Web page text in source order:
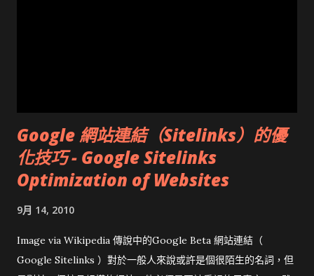
Google 網站連結（Sitelinks）的優
化技巧 - Google Sitelinks
Optimization of Websites
9月 14, 2010
Image via Wikipedia 傳說中的Google Beta 網站連結（
Google Sitelinks ）對於一般人來說或許是個很陌生的名詞，但